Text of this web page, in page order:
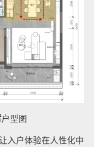
型图
入户体验在人性化中